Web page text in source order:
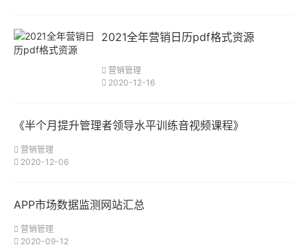
2021全年营销日历pdf格式资源
营销管理
2020-12-16
《半个月提升管理者领导水平训练音视频课程》
营销管理
2020-12-06
APP市场数据监测网站汇总
营销管理
2020-09-12